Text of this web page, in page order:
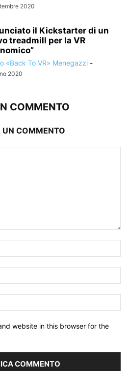
2020
il Kickstarter di un
treadmill per la VR
«Back To VR» Menegazzi -
2020
COMMENTO
UN COMMENTO
website in this browser for the